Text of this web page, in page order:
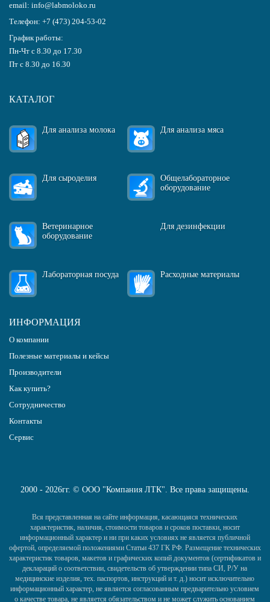
email: info@labmoloko.ru
Телефон: +7 (473) 204-53-02
График работы:
Пн-Чт с 8.30 до 17.30
Пт с 8.30 до 16.30
КАТАЛОГ
Для анализа молока Для анализа мяса
Для сыроделия
Общелабораторное
оборудование
Ветеринарное
оборудование
Для дезинфекции
Лабораторная посуда Расходные материалы
ИНФОРМАЦИЯ
О компании
Полезные материалы и кейсы
Производители
Как купить?
Сотрудничество
Контакты
Сервис
2000 - 2026гг. © ООО "Компания ЛТК". Все права защищены.
Вся представленная на сайте информация, касающаяся технических
характеристик, наличия, стоимости товаров и сроков поставки, носит
информационный характер и ни при каких условиях не является публичной
офертой, определяемой положениями Статьи 437 ГК РФ. Размещение технических
характеристик товаров, макетов и графических копий документов (сертификатов и
деклараций о соответствии, свидетельств об утверждении типа СИ, Р/У на
медицинские изделия, тех. паспортов, инструкций и т. д.) носит исключительно
информационный характер, не является согласованным предварительно условием
о качестве товара, не является обязательством и не может служить основанием